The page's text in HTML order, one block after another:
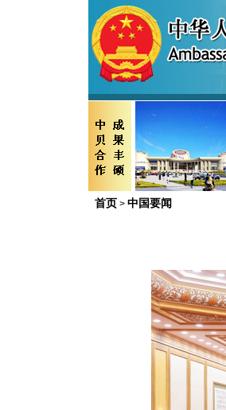
首页 > 中国要闻